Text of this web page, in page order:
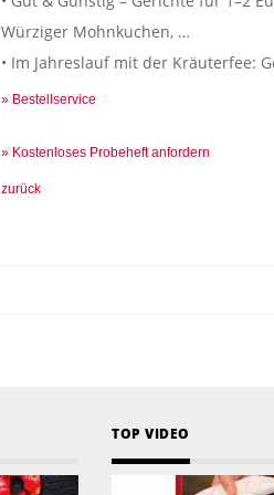
Würziger Mohnkuchen, …
• Im Jahreslauf mit der Kräuterfee:
» Bestellservice
» Kostenloses Probeheft anfordern
zurück
TOP VIDEO